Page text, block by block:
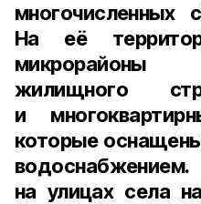
многочисленных
На её
микрорайоны
жилищного
и
которые
на улицах села